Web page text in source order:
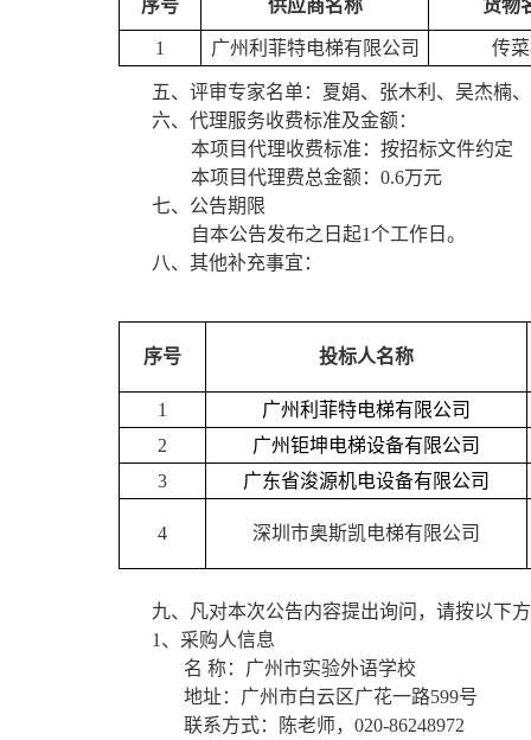
序号
供应商名称 货物
1 广州利菲特电梯有限公司 传
五、 评审专家名单：夏娟、张木利、吴杰楠
六、 代理服务收费标准及金额：
本项目代理收费标准：按招标文件约定
本项目代理费总金额： 0.6万元
七、 公告期限
自本公告发布之日起1个工作日。
八、 其他补充事宜 ：
序号 投标人名称
1
广州利菲特电梯有限公司
2
广州钜坤电梯设备有限公司
3
广东省浚源机电设备有限公司
4 深圳市奥斯凯电梯有限公司
九、
凡对本次公告内容提出询问，请按以下
1、 采购人信息
名 称：广州市实验外语学校
地址：广州市白云区广花一路
联系方式：陈老师， 020-